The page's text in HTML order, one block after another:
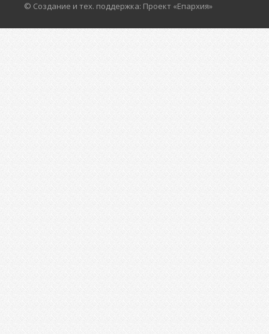
© Создание и тех. поддержка: Проект «Епархия»